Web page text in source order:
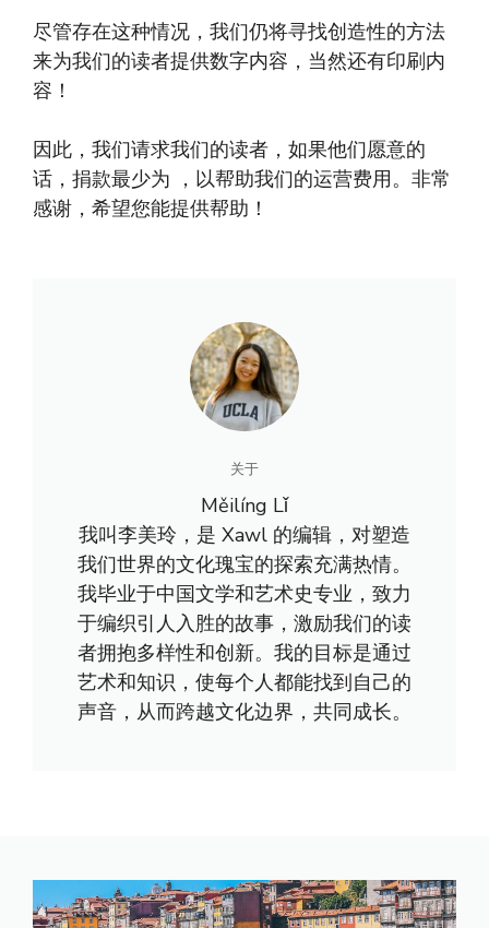
尽管存在这种情况，我们仍将寻找创造性的方法
来为我们的读者提供数字内容，当然还有印刷内
容！
因此，我们请求我们的读者，如果他们愿意的
话，捐款最少为 ，以帮助我们的运营费用。非常
感谢，希望您能提供帮助！
关于
Měilíng Lǐ
我叫李美玲，是 Xawl 的编辑，对塑造
我们世界的文化瑰宝的探索充满热情。
我毕业于中国文学和艺术史专业，致力
于编织引人入胜的故事，激励我们的读
者拥抱多样性和创新。我的目标是通过
艺术和知识，使每个人都能找到自己的
声音，从而跨越文化边界，共同成长。